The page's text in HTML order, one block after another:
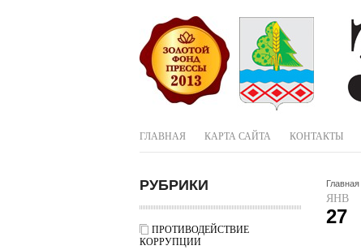
ГЛАВНАЯ КАРТА САЙТА КОНТАКТЫ
РУБРИКИ
ПРОТИВОДЕЙСТВИЕ
КОРРУПЦИИ
Главная
ЯНВ
27